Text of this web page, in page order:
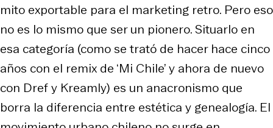
mito exportable para el marketing retro. Pero eso
no es lo mismo que ser un pionero. Situarlo en
esa categoría (como se trató de hacer hace cinco
años con el remix de ‘Mi Chile’ y ahora de nuevo
con Dref y Kreamly) es un anacronismo que
borra la diferencia entre estética y genealogía. El